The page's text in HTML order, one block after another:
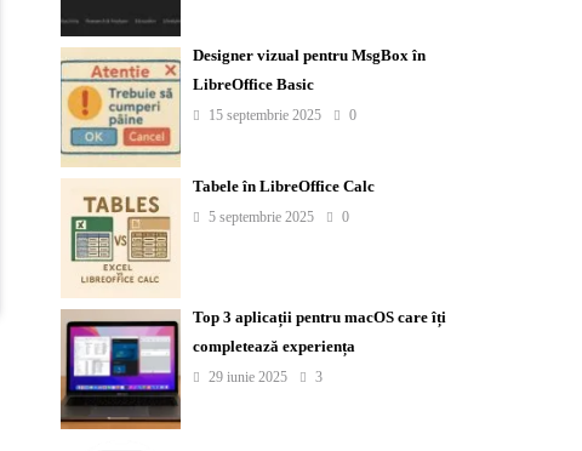
Designer vizual pentru MsgBox în
LibreOffice Basic
15 septembrie 2025 0
Tabele în LibreOffice Calc
5 septembrie 2025 0
Top 3 aplicații pentru macOS care îți
completează experiența
29 iunie 2025 3